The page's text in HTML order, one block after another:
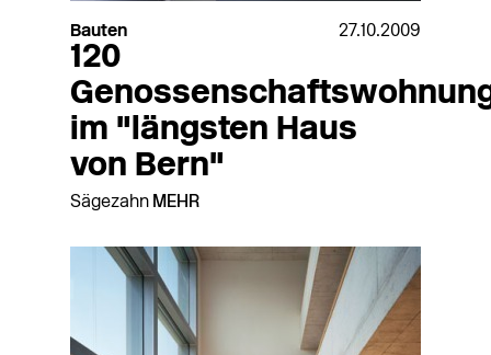
Bauten 27.10.2009
120
im "längsten Haus
von Bern"
Sägezahn MEHR